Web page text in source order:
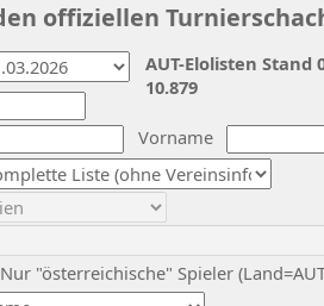
offiziellen
Vorname
Nur "österreichische" Spieler
AUT-Elolisten Stand
10.879